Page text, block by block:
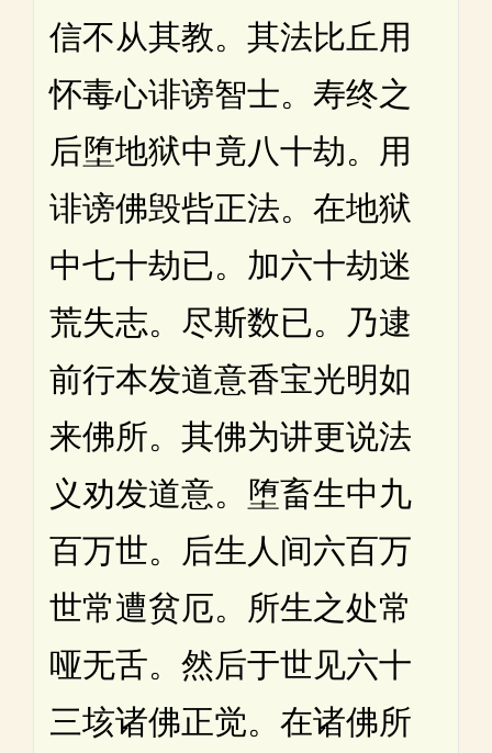
信不从其教。其法比丘用
怀毒心诽谤智士。寿终之
后堕地狱中竟八十劫。用
诽谤佛毁呰正法。在地狱
中七十劫已。加六十劫迷
荒失志。尽斯数已。乃逮
前行本发道意香宝光明如
来佛所。其佛为讲更说法
义劝发道意。堕畜生中九
百万世。后生人间六百万
世常遭贫厄。所生之处常
哑无舌。然后于世见六十
三垓诸佛正觉。在诸佛所